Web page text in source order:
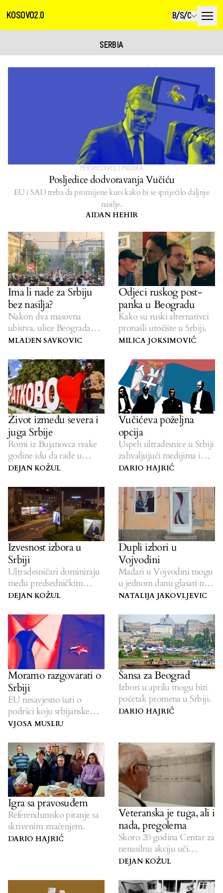
KOSOVO2.0 B/S/C
SERBIA
PERSPECTIVES POLITIKA
Posljedice dodvoravanja Vučiću
EU i SAD treba da promijene kurs kako bi se spriječilo daljnje
nasilje.
AIDAN HEHIR
Ima li nade za Srbiju
bez nasilja?
Nakon dva masovna
ubistva, ulice Beograda
preplavili su najmasovniji
MLADEN SAVKOVIC
Odjeci ruskog post-
panka u Beogradu
Kako su ruski alternativci
pronašli utočište u Srbiji.
MILICA JOKSIMOVIĆ
Život između severa i
juga Srbije
Romi iz Bujanovca svake
godine idu da rade u
Vojvodinu.
DEJAN KOŽUL
Vučićeva poželjna
opcija
Uspeh ultradesnice u Srbiji
zahvaljujući medijima i
podršci invaziji u Ukrajini.
DARIO HAJRIĆ
Izvesnost izbora u
Srbiji
Ultradesničari dominiraju
među predsedničkim
kandidatima u Srbiji.
DEJAN KOŽUL
Dupli izbori u
Vojvodini
Mađari u Vojvodini mogu
u jednom danu glasati na
izborima u dve države.
NATALIJA JAKOVLJEVIC
Moramo razgovarati o
Srbiji
EU nesavjesno šuti o
podršci koju srbijanske
vlasti daju Rusiji.
VJOSA MUSLIU
Šansa za Beograd
Izbori u aprilu mogu biti
početak promena u Srbiji.
DARIO HAJRIĆ
Igra sa pravosuđem
Referendumsko pitanje sa
skrivenim značenjem.
DARIO HAJRIĆ
Veteranska je tuga, ali i
nada, pregolema
Skoro 20 godina Centar za
nenasilnu akciju uči
društvo o miru.
DEJAN KOŽUL